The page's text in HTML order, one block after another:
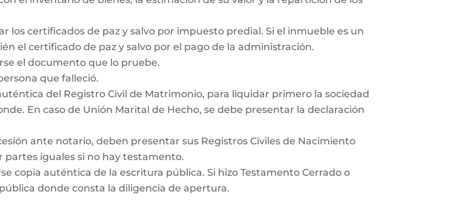
los certificados de paz y salvo por impuesto predial. Si el inmueble es un
el certificado de paz y salvo por el pago de la administración.
el documento que lo pruebe.
que falleció.
del Registro Civil de Matrimonio, para liquidar primero la sociedad
En caso de Unión Marital de Hecho, se debe presentar la declaración
ante notario, deben presentar sus Registros Civiles de Nacimiento
partes iguales si no hay testamento.
copia auténtica de la escritura pública. Si hizo Testamento Cerrado o
donde consta la diligencia de apertura.